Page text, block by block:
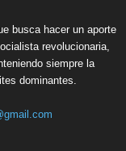
busca hacer un aporte
revolucionaria,
siempre la
dominantes.